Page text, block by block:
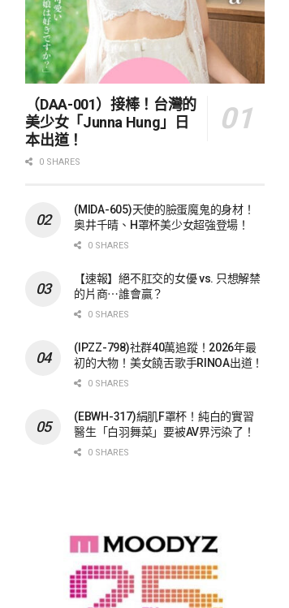
（DAA-001）接棒！台灣的
美少女「Junna Hung」日
本出道！
0 SHARES
(MIDA-605)天使的臉蛋魔鬼的身材！
奥井千晴、H罩杯美少女超強登場！
0 SHARES
【速報】絕不肛交的女優 vs. 只想解禁
的片商⋯誰會贏？
0 SHARES
(IPZZ-798)社群40萬追蹤！2026年最
初的大物！美女饒舌歌手RINOA出道！
0 SHARES
(EBWH-317)絹肌F罩杯！純白的實習
醫生「白羽舞菜」要被AV界污染了！
0 SHARES